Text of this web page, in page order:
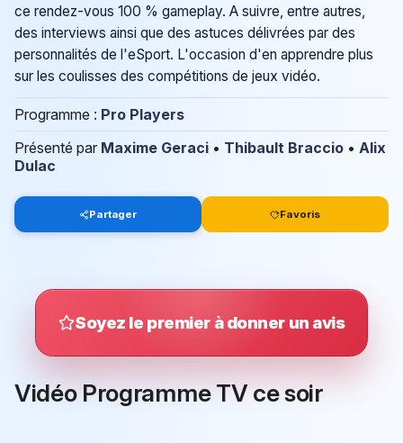
ce rendez-vous 100 % gameplay. A suivre, entre autres,
des interviews ainsi que des astuces délivrées par des
personnalités de l'eSport. L'occasion d'en apprendre plus
sur les coulisses des compétitions de jeux vidéo.
Programme : Pro Players
Présenté par Maxime Geraci • Thibault Braccio • Alix
Dulac
Partager Favoris
Soyez le premier à donner un avis
Vidéo Programme TV ce soir